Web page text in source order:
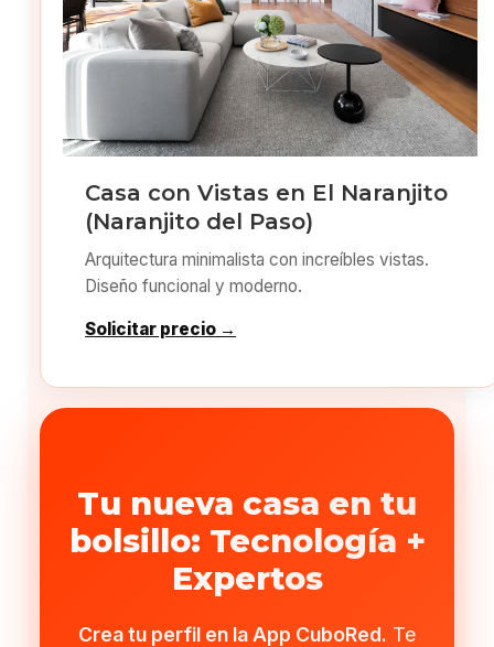
Casa con Vistas en El Naranjito
(Naranjito del Paso)
Arquitectura minimalista con increíbles vistas.
Diseño funcional y moderno.
Solicitar precio →
Tu nueva casa en tu
bolsillo: Tecnología +
Expertos
Crea tu perfil en la App CuboRed. Te